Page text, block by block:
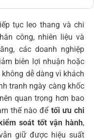
tục leo thang và chi
công, nhiên liệu và
các doanh nghiệp
biên lợi nhuận hoặc
dễ dàng vì khách
tranh ngày càng khốc
quan trọng hơn bao
thế nào đểtối ưu chi
soát tốt vận hành,
giữ được hiệu suất